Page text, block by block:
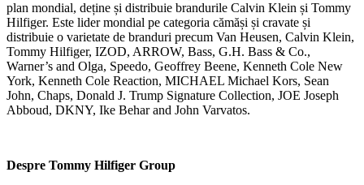
plan mondial, deține și distribuie brandurile Calvin Klein și Tommy
Hilfiger. Este lider mondial pe categoria cămăși și cravate și
distribuie o varietate de branduri precum Van Heusen, Calvin Klein,
Tommy Hilfiger, IZOD, ARROW, Bass, G.H. Bass & Co.,
Warner’s and Olga, Speedo, Geoffrey Beene, Kenneth Cole New
York, Kenneth Cole Reaction, MICHAEL Michael Kors, Sean
John, Chaps, Donald J. Trump Signature Collection, JOE Joseph
Abboud, DKNY, Ike Behar and John Varvatos.
Despre Tommy Hilfiger Group